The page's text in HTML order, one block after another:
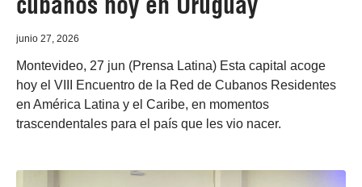
junio 27, 2026
Montevideo, 27 jun (Prensa Latina) Esta capital acoge
hoy el VIII Encuentro de la Red de Cubanos Residentes
en América Latina y el Caribe, en momentos
trascendentales para el país que les vio nacer.